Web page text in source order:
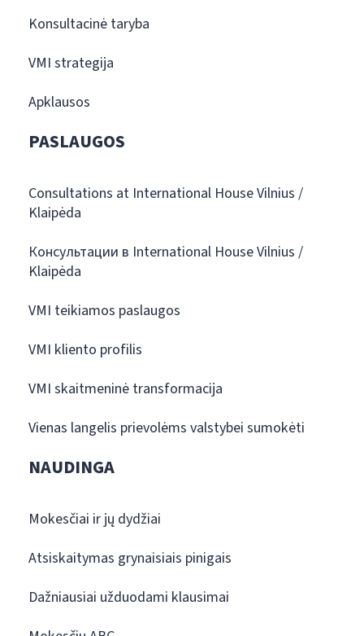
Konsultacinė taryba
VMI strategija
Apklausos
PASLAUGOS
Consultations at International House Vilnius /
Klaipėda
Консультации в International House Vilnius /
Klaipėda
VMI teikiamos paslaugos
VMI kliento profilis
VMI skaitmeninė transformacija
Vienas langelis prievolėms valstybei sumokėti
NAUDINGA
Mokesčiai ir jų dydžiai
Atsiskaitymas grynaisiais pinigais
Dažniausiai užduodami klausimai